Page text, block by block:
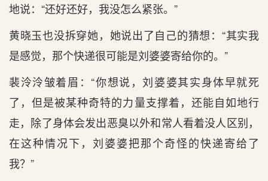
地说：“还好还好，我没怎么紧张。”
黄晓玉也没拆穿她，她说出了自己的猜想：“其实我
是感觉，那个快递很可能是刘婆婆寄给你的。”
裴泠泠皱着眉：“你想说，刘婆婆其实身体早就死
了，但是被某种奇特的力量支撑着，还能自如地行
走，除了身体会发出恶臭以外和常人看着没人区别，
在这种情况下，刘婆婆把那个奇怪的快递寄给了
我？”